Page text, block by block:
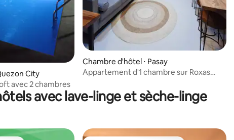
21 commentaires : 4,57 sur 5
City
avec 2 chambres
Chambre d'hôtel ⋅ Pasay
Appartement d'1 chambre sur Roxas
avec lave-linge et sèche-linge